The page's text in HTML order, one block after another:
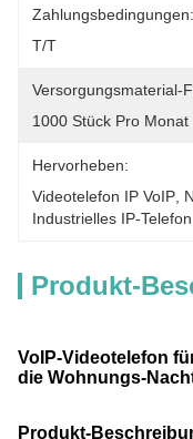
Zahlungsbedingungen:
T/T
Versorgungsmaterial-
1000 Stück Pro Monat
Hervorheben:
Videotelefon IP VoIP
Industrielles IP-
Produkt-
VoIP-Videotelefon
die Wohnungs-
Produkt-